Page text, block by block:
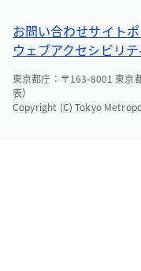
お問い合わせサイト
ウェブアクセシビリテ
東京都庁：〒163-8001 東京
表）
Copyright (C) Tokyo